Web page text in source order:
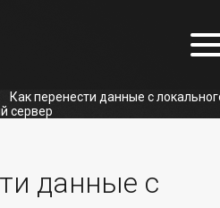
Как перенести данные с
сервер
данные с